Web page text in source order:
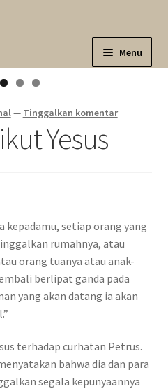
Menu
— Tinggalkan komentar
Yesus
kepadamu, setiap orang yang
rumahnya, atau
orang tuanya atau anak-
berlipat ganda pada
yang akan datang ia akan
terhadap curhatan Petrus.
bahwa dia dan para
segala kepunyaannya